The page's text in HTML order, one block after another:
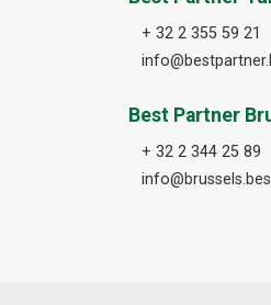
+ 32 2 355 59 21
Best Partner
+ 32 2 344 25 89